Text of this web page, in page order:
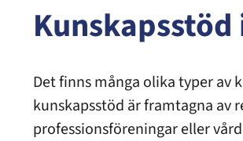
Det finns många olika typer av
kunskapsstöd är framtagna av
professionsföreningar eller